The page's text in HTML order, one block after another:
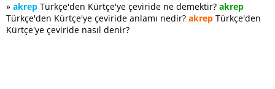
» akrep Türkçe'den Kürtçe'ye çeviride ne demektir? akrep
Türkçe'den Kürtçe'ye çeviride anlamı nedir? akrep Türkçe'den
Kürtçe'ye çeviride nasıl denir?